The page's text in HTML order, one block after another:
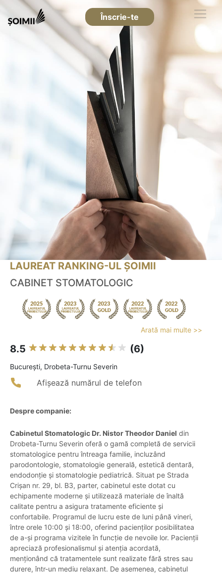
Înscrie-te
LAUREAT RANKING-UL ȘOIMII
CABINET STOMATOLOGIC
Arată mai multe >>
8.5 (6)
Bucureşti, Drobeta-Turnu Severin
Afișează numărul de telefon
Despre companie:
Cabinetul Stomatologic Dr. Nistor Theodor Daniel din
Drobeta-Turnu Severin oferă o gamă completă de servicii
stomatologice pentru întreaga familie, incluzând
parodontologie, stomatologie generală, estetică dentară,
endodonție și stomatologie pediatrică. Situat pe Strada
Crișan nr. 29, bl. B3, parter, cabinetul este dotat cu
echipamente moderne și utilizează materiale de înaltă
calitate pentru a asigura tratamente eficiente și
confortabile. Programul de lucru este de luni până vineri,
între orele 10:00 și 18:00, oferind pacienților posibilitatea
de a-și programa vizitele în funcție de nevoile lor. Pacienții
apreciază profesionalismul și atenția acordată,
menționând că tratamentele sunt realizate fără stres sau
durere, într-un mediu relaxant. De asemenea, cabinetul